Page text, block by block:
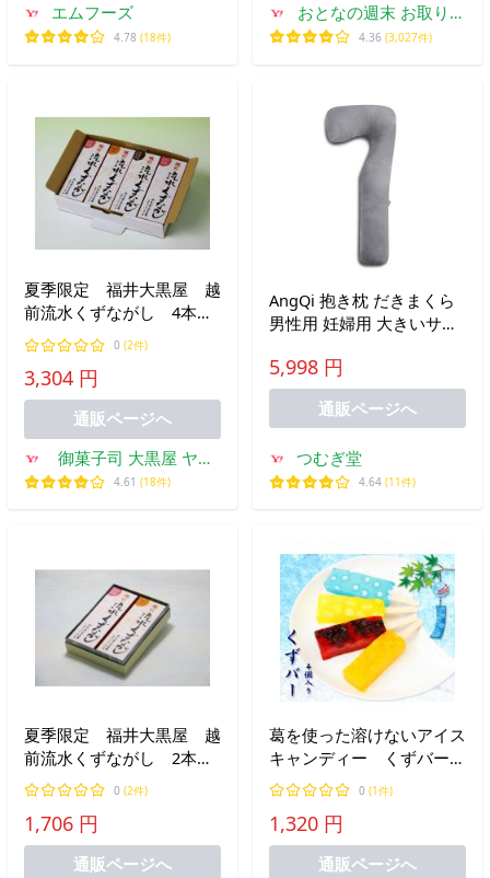
エムフーズ
4.78 (18件)
おとなの週末 お取り寄
せ倶楽部
4.36 (3,027件)
夏季限定 福井大黒屋 越
前流水くずながし 4本入
り
0 (2件)
3,304 円
通販ページへ
御菓子司 大黒屋 ヤフ
ー店
4.61 (18件)
AngQi 抱き枕 だきまくら
男性用 妊婦用 大きいサイ
き寝 うつぶせ寝 気持ちい
い 水晶マイクロファイバ
ー生地 もちもち
5,998 円
通販ページへ
つむぎ堂
4.64 (11件)
夏季限定 福井大黒屋 越
前流水くずながし 2本入
り
0 (2件)
1,706 円
通販ページへ
葛を使った溶けないアイス
キャンディー くずバー
４個入 葛キャンディー
0 (1件)
1,320 円
通販ページへ